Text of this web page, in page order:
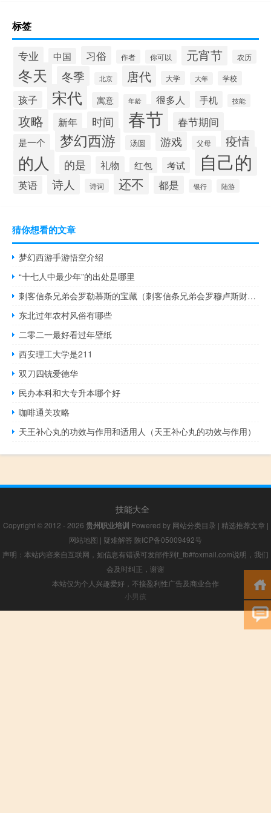
标签
专业 中国 习俗 作者 你可以 元宵节 农历
冬天 冬季 北京 唐代 大学 大年 学校
孩子 宋代 寓意 年龄 很多人 手机 技能
攻略 新年 时间 春节 春节期间
是一个 梦幻西游 汤圆 游戏 父母 疫情
的人 的是 礼物 红包 考试 自己的
英语 诗人 诗词 还不 都是 银行 陆游
猜你想看的文章
梦幻西游手游悟空介绍
“十七人中最少年”的出处是哪里
刺客信条兄弟会罗勒慕斯的宝藏（刺客信条兄弟会罗穆卢斯财宝）
东北过年农村风俗有哪些
二零二一最好看过年壁纸
西安理工大学是211
双刀四铳爱德华
民办本科和大专升本哪个好
咖啡通关攻略
天王补心丸的功效与作用和适用人（天王补心丸的功效与作用）
技能大全
Copyright © 2012 - 2026 贵州职业培训 Powered by 网站分类目录 | 精选推荐文章 |
网站地图 | 疑难解答 陕ICP备05009492号
声明：本站内容来自互联网，如信息有错误可发邮件到f_fb#foxmail.com说明，我们
会及时纠正，谢谢
本站仅为个人兴趣爱好，不接盈利性广告及商业合作
小男孩